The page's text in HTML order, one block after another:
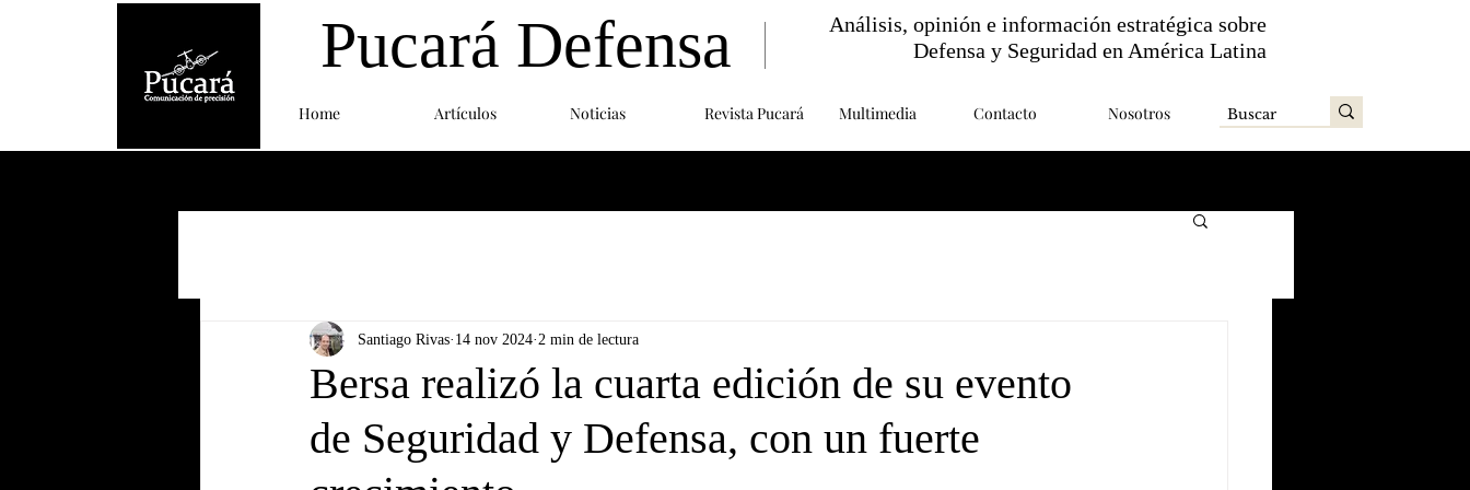
Home Artículos Noticias Revista Pucará Multimedia Contacto Nosotros
Pucará Defensa
Análisis, opinión e información estratégica sobre
Defensa y Seguridad en América Latina
Bersa realizó la cuarta edición de su evento
de Seguridad y Defensa, con un fuerte
Santiago Rivas 14 nov 2024 2 min de lectura